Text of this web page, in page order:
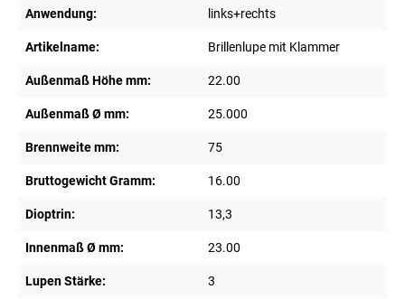
Anwendung: links+rechts
Artikelname: Brillenlupe mit Klammer
Außenmaß Höhe mm: 22.00
Außenmaß Ø mm: 25.000
Brennweite mm: 75
Bruttogewicht Gramm: 16.00
Dioptrin: 13,3
Innenmaß Ø mm: 23.00
Lupen Stärke: 3